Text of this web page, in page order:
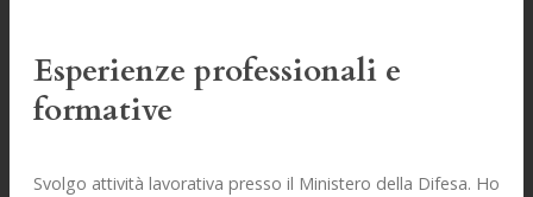
Esperienze professionali e
formative
Svolgo attività lavorativa presso il Ministero della Difesa. Ho